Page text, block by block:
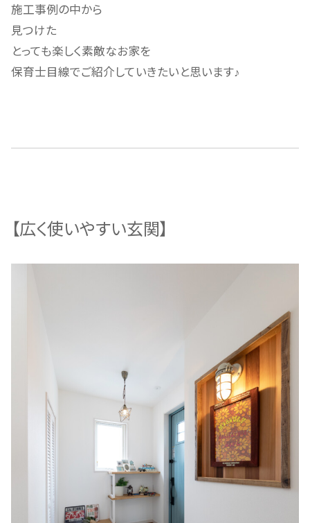
施工事例の中から
見つけた
とっても楽しく素敵なお家を
保育士目線でご紹介していきたいと思います♪
【広く使いやすい玄関】